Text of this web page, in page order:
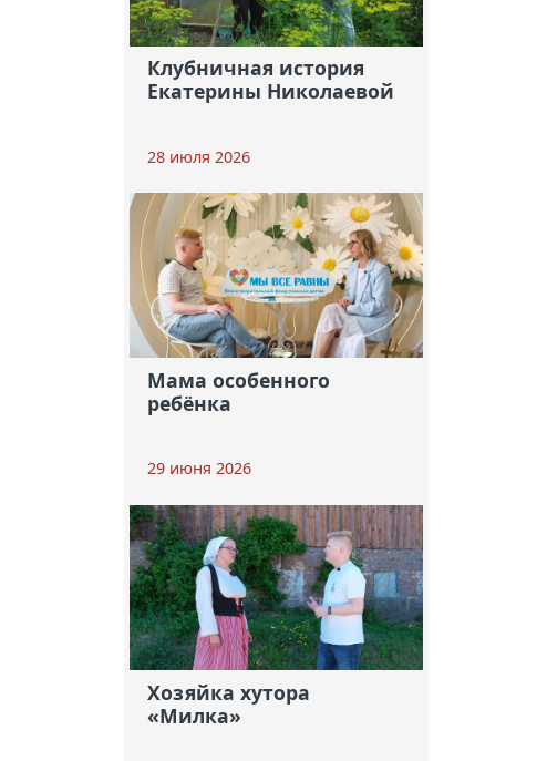
Клубничная история
Екатерины Николаевой
28 июля 2026
Мама особенного
ребёнка
29 июня 2026
Хозяйка хутора
«Милка»